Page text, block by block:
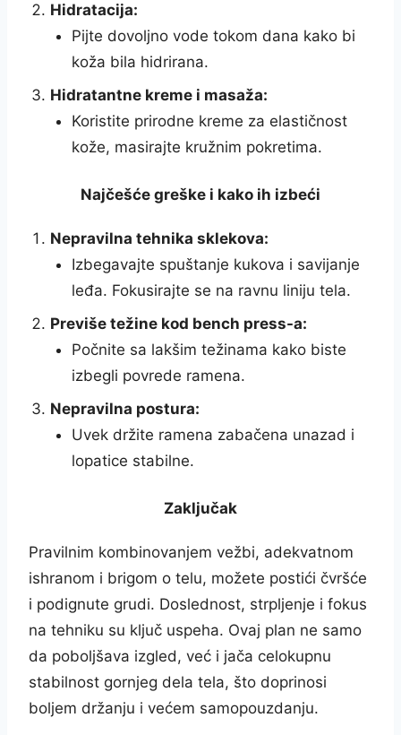
Hidratacija:
Pijte dovoljno vode tokom dana kako bi
koža bila hidrirana.
Hidratantne kreme i masaža:
Koristite prirodne kreme za elastičnost
kože, masirajte kružnim pokretima.
Najčešće greške i kako ih izbeći
Nepravilna tehnika sklekova:
Izbegavajte spuštanje kukova i savijanje
leđa. Fokusirajte se na ravnu liniju tela.
Previše težine kod bench press-a:
Počnite sa lakšim težinama kako biste
izbegli povrede ramena.
Nepravilna postura:
Uvek držite ramena zabačena unazad i
lopatice stabilne.
Zaključak
Pravilnim kombinovanjem vežbi, adekvatnom
ishranom i brigom o telu, možete postići čvršće
i podignute grudi. Doslednost, strpljenje i fokus
na tehniku su ključ uspeha. Ovaj plan ne samo
da poboljšava izgled, već i jača celokupnu
stabilnost gornjeg dela tela, što doprinosi
boljem držanju i većem samopouzdanju.